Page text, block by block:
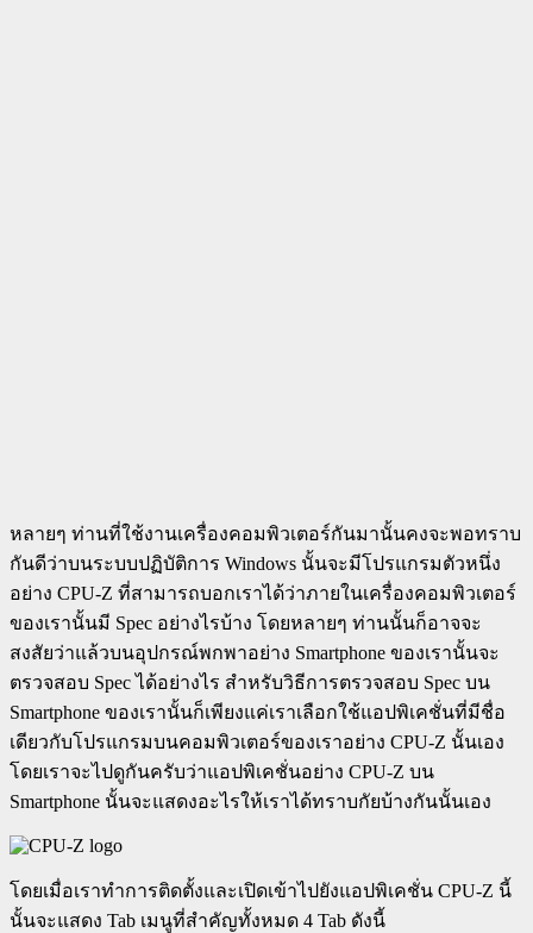
หลายๆ ท่านที่ใช้งานเครื่องคอมพิวเตอร์กันมานั้นคงจะพอทราบ
กันดีว่าบนระบบปฏิบัติการ Windows นั้นจะมีโปรแกรมตัวหนึ่ง
อย่าง CPU-Z ที่สามารถบอกเราได้ว่าภายในเครื่องคอมพิวเตอร์
ของเรานั้นมี Spec อย่างไรบ้าง โดยหลายๆ ท่านนั้นก็อาจจะ
สงสัยว่าแล้วบนอุปกรณ์พกพาอย่าง Smartphone ของเรานั้นจะ
ตรวจสอบ Spec ได้อย่างไร สำหรับวิธีการตรวจสอบ Spec บน
Smartphone ของเรานั้นก็เพียงแค่เราเลือกใช้แอปพิเคชั่นที่มีชื่อ
เดียวกับโปรแกรมบนคอมพิวเตอร์ของเราอย่าง CPU-Z นั้นเอง
โดยเราจะไปดูกันครับว่าแอปพิเคชั่นอย่าง CPU-Z บน
Smartphone นั้นจะแสดงอะไรให้เราได้ทราบกัยบ้างกันนั้นเอง
โดยเมื่อเราทำการติดตั้งและเปิดเข้าไปยังแอปพิเคชั่น CPU-Z นี้
นั้นจะแสดง Tab เมนูที่สำคัญทั้งหมด 4 Tab ดังนี้